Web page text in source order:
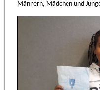
Männern, Mädchen und